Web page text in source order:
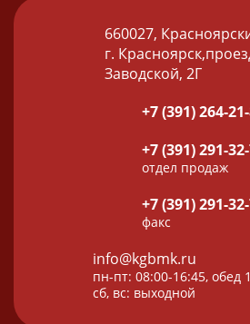
660027,
г.
Заводской, 2Г
+7 (391) 264-
+7 (391) 291-
отдел продаж
+7 (391) 291-
факс
info@kgbmk.ru
пн-пт: 08:00-16:45, обед
сб, вс: выходной